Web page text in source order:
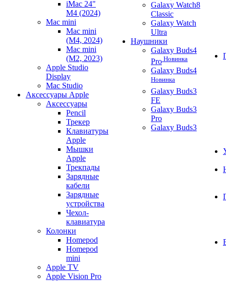
iMac 24"
M4 (2024)
Mac mini
Mac mini
(M4, 2024)
Mac mini
(M2, 2023)
Apple Studio
Display
Mac Studio
Аксессуары Apple
Аксессуары
Pencil
Трекер
Клавиатуры
Apple
Мышки
Apple
Трекпады
Зарядные
кабели
Зарядные
устройства
Чехол-
клавиатура
Колонки
Homepod
Homepod
mini
Apple TV
Apple Vision Pro
Galaxy Watch8
Classic
Galaxy Watch
Ultra
Наушники
Galaxy Buds4
Pro Новинка
Galaxy Buds4
Новинка
Galaxy Buds3
FE
Galaxy Buds3
Pro
Galaxy Buds3